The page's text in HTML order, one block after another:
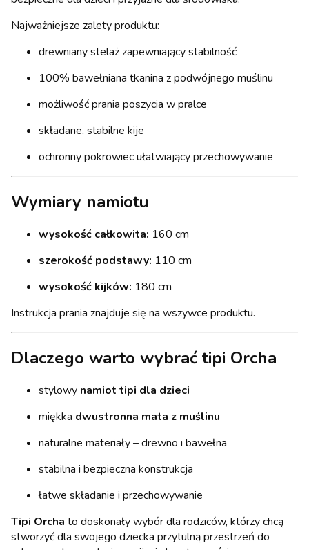
Najważniejsze zalety produktu:
drewniany stelaż zapewniający stabilność
100% bawełniana tkanina z podwójnego muślinu
możliwość prania poszycia w pralce
składane, stabilne kije
ochronny pokrowiec ułatwiający przechowywanie
Wymiary namiotu
wysokość całkowita: 160 cm
szerokość podstawy: 110 cm
wysokość kijków: 180 cm
Instrukcja prania znajduje się na wszywce produktu.
Dlaczego warto wybrać tipi Orcha
stylowy namiot tipi dla dzieci
miękka dwustronna mata z muślinu
naturalne materiały – drewno i bawełna
stabilna i bezpieczna konstrukcja
łatwe składanie i przechowywanie
Tipi Orcha to doskonały wybór dla rodziców, którzy chcą
stworzyć dla swojego dziecka przytulną przestrzeń do